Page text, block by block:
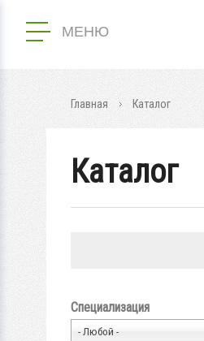
МЕНЮ
Главная Каталог
Каталог
Специализация
- Любой -